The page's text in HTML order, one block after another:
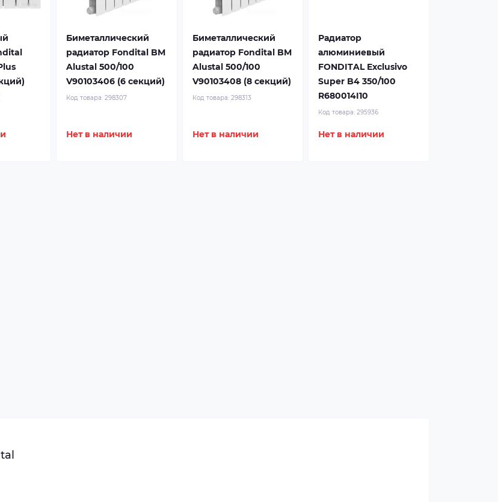
Подробнее Подробнее
Биметаллический
радиатор Fondital BM
Alustal 500/100
V90103406 (6 секций)
Код товара: 298307
Нет в наличии
Биметаллический
радиатор Fondital BM
Alustal 500/100
V90103408 (8 секций)
Код товара: 298313
Нет в наличии
Радиатор
алюминиевый
FONDITAL Exclusivo
Super B4 350/100
R680014I10
Код товара:295936
Нет в наличии